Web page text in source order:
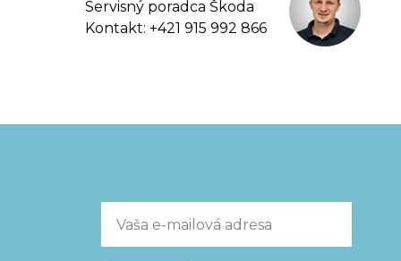
Servisný poradca Škoda
Kontakt: +421 915 992 866